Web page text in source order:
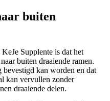
buiten
Supplente is dat het
buiten draaiende ramen.
kan worden en dat
kan vervullen zonder
draaiende delen.